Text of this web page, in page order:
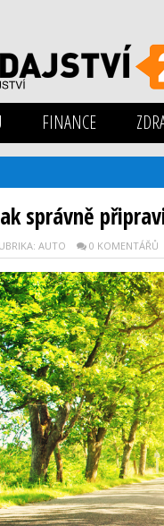
FINANCE
správně
AUTO 0 KOMENTÁŘŮ